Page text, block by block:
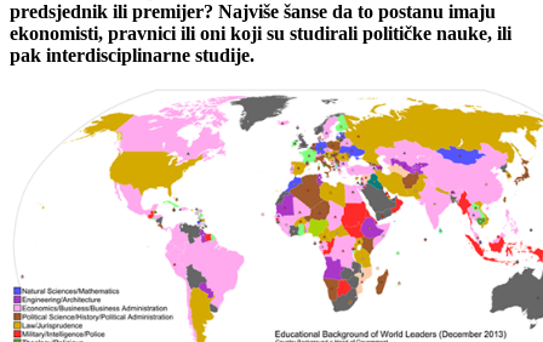
predsjednik ili premijer? Najviše šanse da to postanu imaju
ekonomisti, pravnici ili oni koji su studirali političke nauke, ili
pak interdisciplinarne studije.